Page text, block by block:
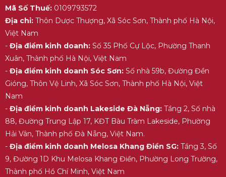
Mã Số Thuế:0109793572
Địa chỉ:Thôn Dược Thượng, Xã Sóc Sơn, Thành phố Hà Nội,
Việt Nam
- Địa điểm kinh doanh:Số 35 Phố Cự Lộc, Phường Thanh
Xuân, Thành phố Hà Nội, Việt Nam
- Địa điểm kinh doanh Sóc Sơn:Số nhà 59b, Đường Đền
Gióng, Thôn Vệ Linh, Xã Sóc Sơn, Thành phố Hà Nội, Việt
Nam
- Địa điểm kinh doanh Lakeside Đà Nẵng:Tầng 2, Số nhà
88, Đường Trung Lập 17, KĐT Bàu Tràm Lakeside, Phường
Hải Vân, Thành phố Đà Nẵng, Việt Nam.
- Địa điểm kinh doanh Melosa Khang Điền SG:Tầng 3, Số
9, Đường 1D Khu Melosa Khang Điền, Phường Long Trường,
Thành phố Hồ Chí Minh, Việt Nam